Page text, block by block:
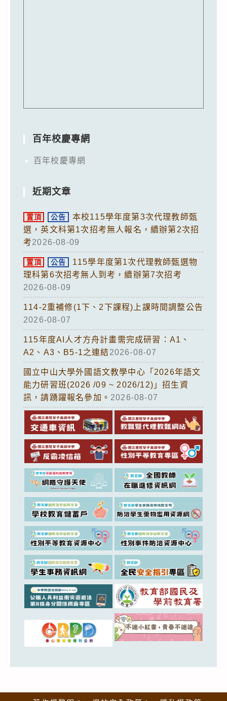
百年校慶專網
百年校慶專網
近期文章
置頂 公告
本校115學年度第3次代理教師甄
選，英文科第1次招考無人報名，續辦第2次招
考2026-08-09
置頂 公告
115學年度第1次代理教師甄選物
理科第6次招考無人到考，續辦第7次招考
2026-08-09
114-2重補修(1下、2下課程)上課時間調整公告
2026-08-07
115年度AI人才方舟計畫需完成研習：A1、
A2、A3、B5-1之連結2026-08-07
國立中山大學外國語文教學中心「2026年語文
能力研習班(2026 /09 ~ 2026/12)」招生資
訊，請踴躍報名參加。 2026-08-07